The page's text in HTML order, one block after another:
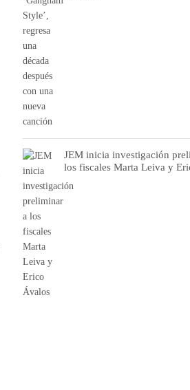
JEM inicia investigación
los fiscales Marta Leiva y